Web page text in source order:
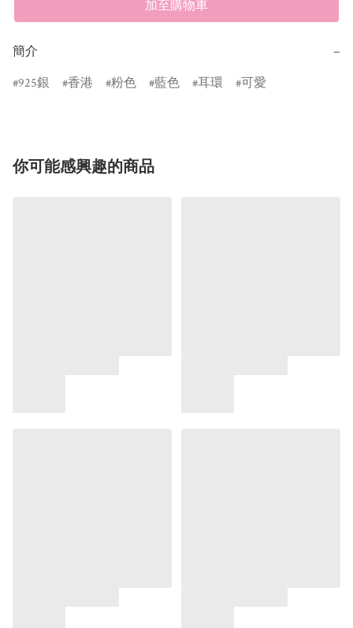
加至購物車
簡介
−
925銀
香港 粉色 藍色 耳環 可愛
你可能感興趣的商品